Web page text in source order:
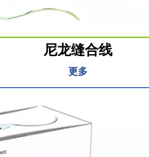
尼龙缝合线
更多